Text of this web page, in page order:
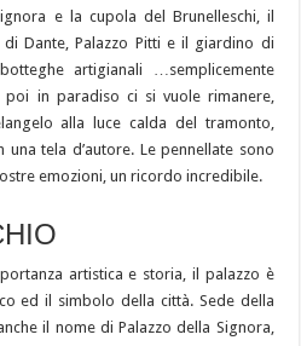
e la cupola del Brunelleschi, il
Dante, Palazzo Pitti e il giardino di
artigianali …semplicemente
in paradiso ci si vuole rimanere,
alla luce calda del tramonto,
tela d’autore. Le pennellate sono
emozioni, un ricordo incredibile.
artistica e storia, il palazzo è
ed il simbolo della città. Sede della
il nome di Palazzo della Signora,